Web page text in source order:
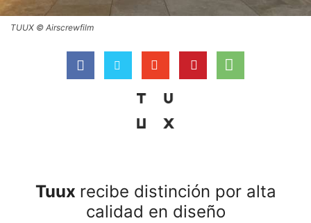
TUUX © Airscrewfilm
Tuux recibe distinción por alta
calidad en diseño